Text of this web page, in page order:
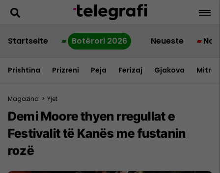
Startseite Botërori 2026 Neueste
Prishtina Prizreni Peja Ferizaj Gjakova
Magazina > Yjet
Demi Moore thyen rregullat e
Festivalit të Kanës me fustanin
rozë